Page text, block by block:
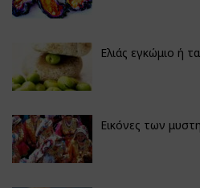
Ελιάς εγκώμιο ή
Εικόνες των